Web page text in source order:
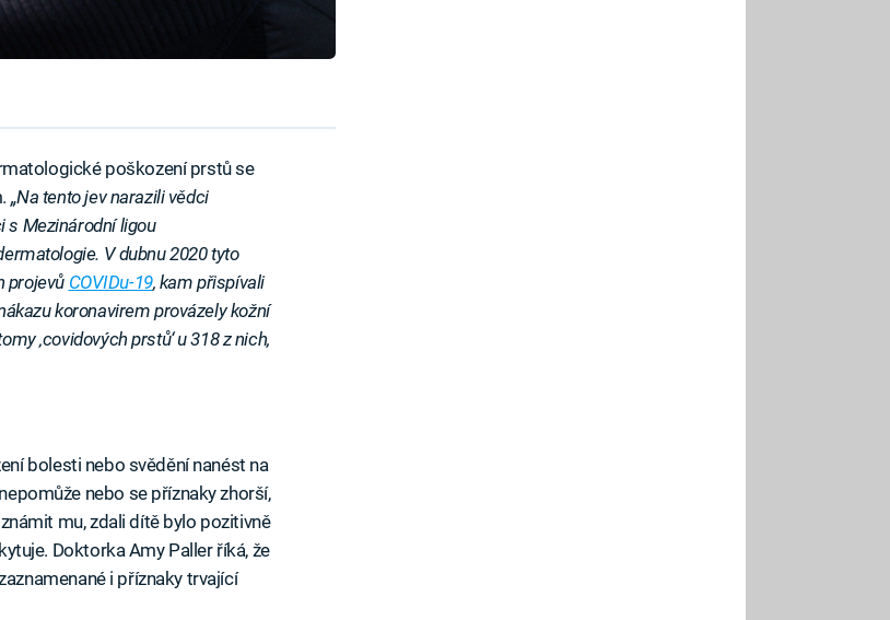
poškození prstů se
„Na tento jev narazili vědci
s Mezinárodní ligou
V dubnu 2020 tyto
projevů COVIDu-19, kam přispívali
koronavirem provázely kožní
‚covidových prstů‘ u 318 z nich,
bolesti nebo svědění nanést na
nebo se příznaky zhorší,
mu, zdali dítě bylo pozitivně
Doktorka Amy Paller říká, že
i příznaky trvající